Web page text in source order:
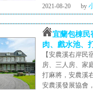
2021-08-20
by
宜蘭包棟民
肉、戲水池、
【安農溪右岸
房、三人房、家
打麻將，安農溪
安農溪發展協會